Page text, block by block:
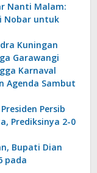
Nanti Malam:
Nobar untuk
Kuningan
Garawangi
Karnaval
Agenda Sambut
Persib
Prediksinya 2-0
Bupati Dian
pada